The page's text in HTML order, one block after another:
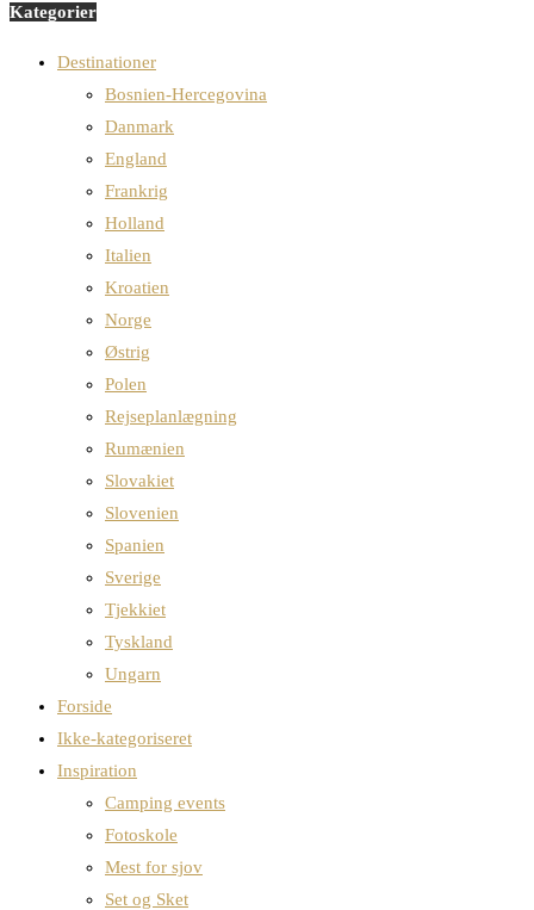
Kategorier
Destinationer
Bosnien-Hercegovina
Danmark
England
Frankrig
Holland
Italien
Kroatien
Norge
Østrig
Polen
Rejseplanlægning
Rumænien
Slovakiet
Slovenien
Spanien
Sverige
Tjekkiet
Tyskland
Ungarn
Forside
Ikke-kategoriseret
Inspiration
Camping events
Fotoskole
Mest for sjov
Set og Sket